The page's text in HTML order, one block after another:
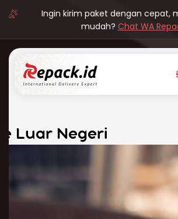
Ingin kirim paket dengan cepat,
mudah? Chat WA
Luar Negeri